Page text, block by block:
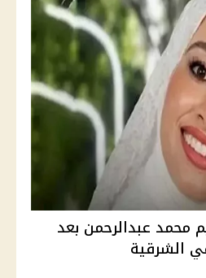
محمد عبدالرحمن بعد
الشرقية